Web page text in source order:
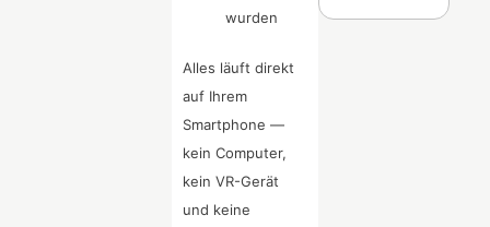
wurden
Alles läuft direkt
auf Ihrem
Smartphone —
kein Computer,
kein VR-Gerät
und keine